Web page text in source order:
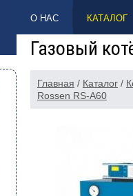
НАВЕРХ
О НАС КАТАЛОГ
Газовый
Главная / Каталог /
Rossen RS-A60